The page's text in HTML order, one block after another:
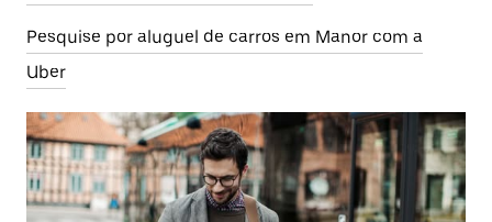
Pesquise por aluguel de carros em Manor com a
Uber